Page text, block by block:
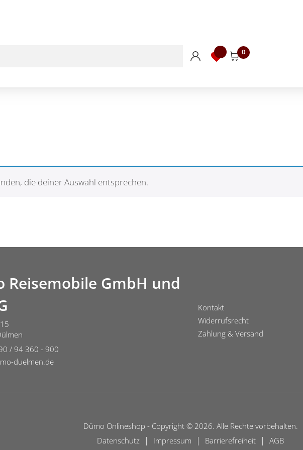
0
die deiner Auswahl entsprechen.
Reisemobile GmbH und
/ 94 360 - 900
duelmen.de
Kontakt
Widerrufsrecht
Zahlung & Versand
Dümo Onlineshop - Copyright © 2026. Alle Rechte vorbehalten.
Datenschutz
| Impressum | Barrierefreiheit | AGB